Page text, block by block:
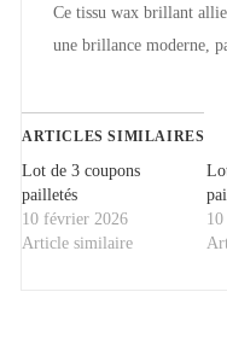
Ce tissu wax brillant
une brillance moderne,
ARTICLES SIMILAIRES
Lot de 3 coupons
pailletés
10 février 2026
Article similaire